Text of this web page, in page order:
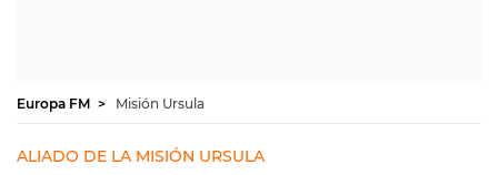
Europa FM Misión Ursula
ALIADO DE LA MISIÓN URSULA